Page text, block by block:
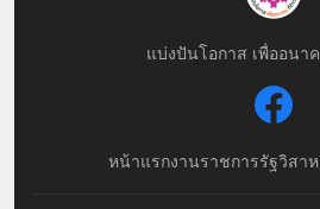
แบ่งปันโอกาส เพื่ออนา
หน้าแรกงานราชการรัฐวิสา